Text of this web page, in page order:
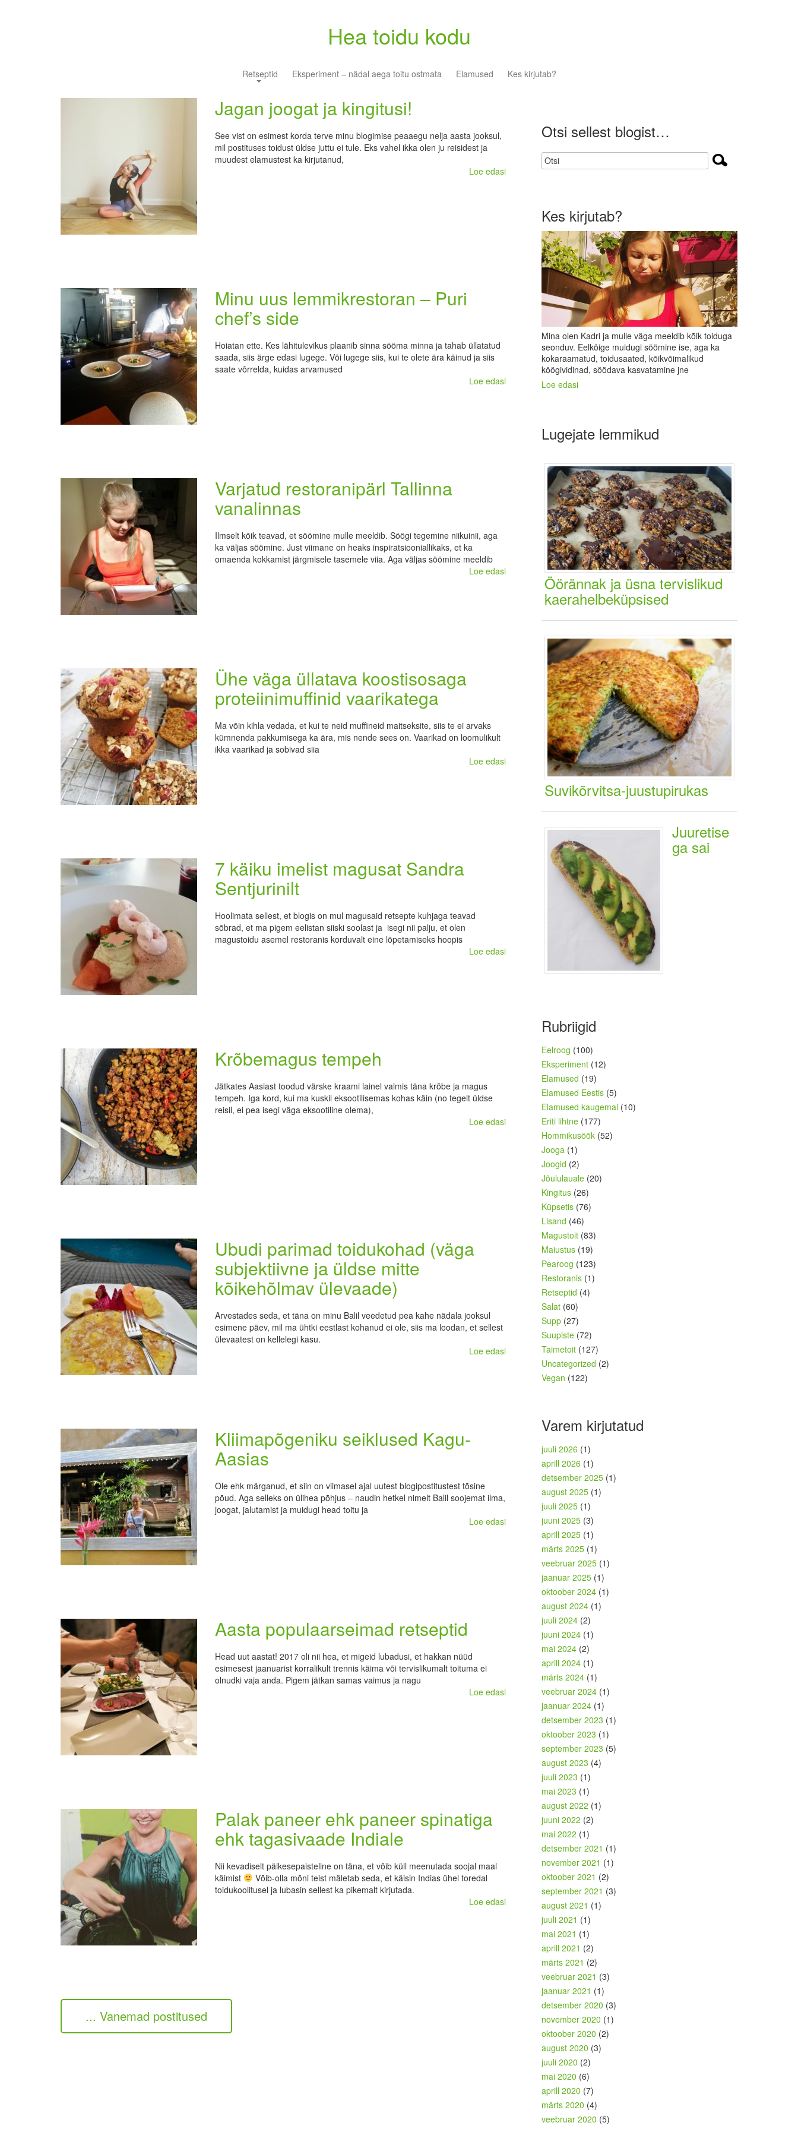
Hea toidu kodu
Retseptid Eksperiment – nädal aega toitu ostmata Elamused Kes kirjutab?
Jagan joogat ja kingitusi!
See vist on esimest korda terve minu blogimise peaaegu nelja aasta jooksul,
mil postituses toidust üldse juttu ei tule. Eks vahel ikka olen ju reisidest ja
muudest elamustest ka kirjutanud,
Loe edasi
Minu uus lemmikrestoran – Puri
chef’s side
Hoiatan ette. Kes lähitulevikus plaanib sinna sööma minna ja tahab üllatatud
saada, siis ärge edasi lugege. Või lugege siis, kui te olete ära käinud ja siis
saate võrrelda, kuidas arvamused
Loe edasi
Varjatud restoranipärl Tallinna
vanalinnas
Ilmselt kõik teavad, et söömine mulle meeldib. Söögi tegemine niikuinii, aga
ka väljas söömine. Just viimane on heaks inspiratsiooniallikaks, et ka
omaenda kokkamist järgmisele tasemele viia. Aga väljas söömine meeldib
Loe edasi
Ühe väga üllatava koostisosaga
proteiinimuffinid vaarikatega
Ma võin kihla vedada, et kui te neid muffineid maitseksite, siis te ei arvaks
kümnenda pakkumisega ka ära, mis nende sees on. Vaarikad on loomulikult
ikka vaarikad ja sobivad siia
Loe edasi
7 käiku imelist magusat Sandra
Sentjurinilt
Hoolimata sellest, et blogis on mul magusaid retsepte kuhjaga teavad
sõbrad, et ma pigem eelistan siiski soolast ja isegi nii palju, et olen
magustoidu asemel restoranis korduvalt eine lõpetamiseks hoopis
Loe edasi
Krõbemagus tempeh
Jätkates Aasiast toodud värske kraami lainel valmis täna krõbe ja magus
tempeh. Iga kord, kui ma kuskil eksootilisemas kohas käin (no tegelt üldse
reisil, ei pea isegi väga eksootiline olema),
Loe edasi
Ubudi parimad toidukohad (väga
subjektiivne ja üldse mitte
kõikehõlmav ülevaade)
Arvestades seda, et täna on minu Balil veedetud pea kahe nädala jooksul
esimene päev, mil ma ühtki eestlast kohanud ei ole, siis ma loodan, et sellest
ülevaatest on kellelegi kasu.
Loe edasi
Kliimapõgeniku seiklused Kagu-
Aasias
Ole ehk märganud, et siin on viimasel ajal uutest blogipostitustest tõsine
põud. Aga selleks on ülihea põhjus – naudin hetkel nimelt Balil soojemat ilma,
joogat, jalutamist ja muidugi head toitu ja
Loe edasi
Aasta populaarseimad retseptid
Head uut aastat! 2017 oli nii hea, et migeid lubadusi, et hakkan nüüd
esimesest jaanuarist korralikult trennis käima või tervislikumalt toituma ei
olnudki vaja anda. Pigem jätkan samas vaimus ja nagu
Loe edasi
Palak paneer ehk paneer spinatiga
ehk tagasivaade Indiale
Nii kevadiselt päikesepaisteline on täna, et võib küll meenutada soojal maal
käimist
Võib-olla mõni teist mäletab seda, et käisin Indias ühel toredal
toidukoolitusel ja lubasin sellest ka pikemalt kirjutada.
Loe edasi
... Vanemad postitused
Otsi sellest blogist…
Kes kirjutab?
Mina olen Kadri ja mulle väga meeldib kõik toiduga
seonduv. Eelkõige muidugi söömine ise, aga ka
kokaraamatud, toidusaated, kõikvõimalikud
köögividinad, söödava kasvatamine jne
Loe edasi
Lugejate lemmikud
Öörännak ja üsna tervislikud
kaerahelbeküpsised
Suvikõrvitsa-juustupirukas
Juuretise
ga sai
Rubriigid
Eelroog (100)
Eksperiment (12)
Elamused (19)
Elamused Eestis (5)
Elamused kaugemal (10)
Eriti lihtne (177)
Hommikusöök (52)
Jooga (1)
Joogid (2)
Jõululauale (20)
Kingitus (26)
Küpsetis (76)
Lisand (46)
Magustoit (83)
Maiustus (19)
Pearoog (123)
Restoranis (1)
Retseptid (4)
Salat (60)
Supp (27)
Suupiste (72)
Taimetoit (127)
Uncategorized (2)
Vegan (122)
Varem kirjutatud
juuli 2026 (1)
aprill 2026 (1)
detsember 2025 (1)
august 2025 (1)
juuli 2025 (1)
juuni 2025 (3)
aprill 2025 (1)
märts 2025 (1)
veebruar 2025 (1)
jaanuar 2025 (1)
oktoober 2024 (1)
august 2024 (1)
juuli 2024 (2)
juuni 2024 (1)
mai 2024 (2)
aprill 2024 (1)
märts 2024 (1)
veebruar 2024 (1)
jaanuar 2024 (1)
detsember 2023 (1)
oktoober 2023 (1)
september 2023 (5)
august 2023 (4)
juuli 2023 (1)
mai 2023 (1)
august 2022 (1)
juuni 2022 (2)
mai 2022 (1)
detsember 2021 (1)
november 2021 (1)
oktoober 2021 (2)
september 2021 (3)
august 2021 (1)
juuli 2021 (1)
mai 2021 (1)
aprill 2021 (2)
märts 2021 (2)
veebruar 2021 (3)
jaanuar 2021 (1)
detsember 2020 (3)
november 2020 (1)
oktoober 2020 (2)
august 2020 (3)
juuli 2020 (2)
mai 2020 (6)
aprill 2020 (7)
märts 2020 (4)
veebruar 2020 (5)